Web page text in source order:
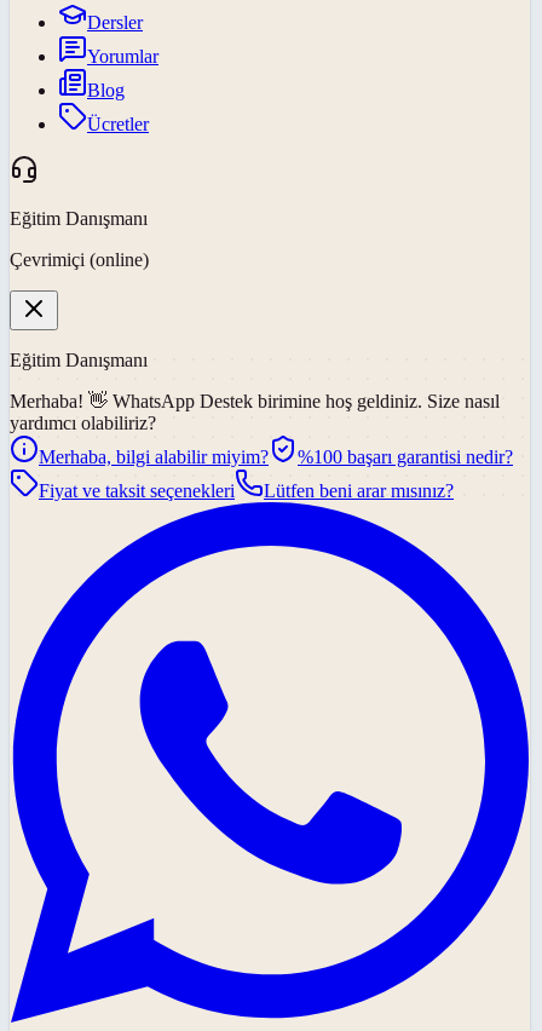
Dersler
Yorumlar
Blog
Ücretler
Eğitim Danışmanı
Çevrimiçi (online)
Eğitim Danışmanı
Merhaba! 👋 WhatsApp Destek birimine hoş geldiniz. Size nasıl
yardımcı olabiliriz?
Merhaba, bilgi alabilir miyim?
%100 başarı garantisi nedir?
Fiyat ve taksit seçenekleri
Lütfen beni arar mısınız?